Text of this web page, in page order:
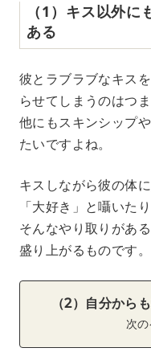
（1）キス以外
ある
彼とラブラブなキス
らせてしまうのはつま
他にもスキンシップ
たいですよね。
キスしながら彼の体
「大好き」と囁いた
そんなやり取りがあ
盛り上がるものです。
（2）自分から
次